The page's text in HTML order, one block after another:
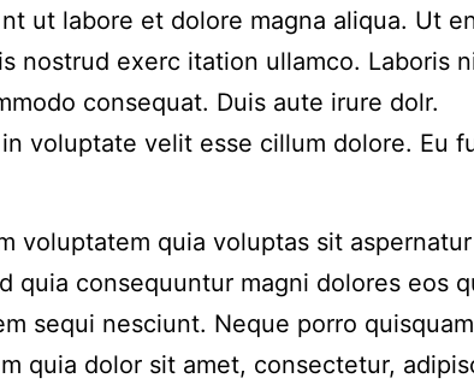
ut labore et dolore magna aliqua. Ut
nostrud exerc itation ullamco. Laboris
consequat. Duis aute irure dolr.
voluptate velit esse cillum dolore. Eu
voluptatem quia voluptas sit
quia consequuntur magni dolores eos
sequi nesciunt. Neque porro
quia dolor sit amet, consectetur,